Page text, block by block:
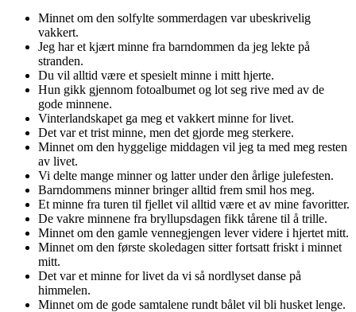
Minnet om den solfylte sommerdagen var ubeskrivelig
vakkert.
Jeg har et kjært minne fra barndommen da jeg lekte på
stranden.
Du vil alltid være et spesielt minne i mitt hjerte.
Hun gikk gjennom fotoalbumet og lot seg rive med av de
gode minnene.
Vinterlandskapet ga meg et vakkert minne for livet.
Det var et trist minne, men det gjorde meg sterkere.
Minnet om den hyggelige middagen vil jeg ta med meg resten
av livet.
Vi delte mange minner og latter under den årlige julefesten.
Barndommens minner bringer alltid frem smil hos meg.
Et minne fra turen til fjellet vil alltid være et av mine favoritter.
De vakre minnene fra bryllupsdagen fikk tårene til å trille.
Minnet om den gamle vennegjengen lever videre i hjertet mitt.
Minnet om den første skoledagen sitter fortsatt friskt i minnet
mitt.
Det var et minne for livet da vi så nordlyset danse på
himmelen.
Minnet om de gode samtalene rundt bålet vil bli husket lenge.